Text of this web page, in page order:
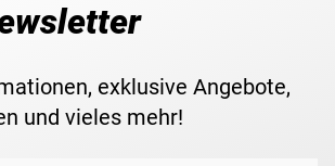
exklusive Angebote,
und vieles mehr!